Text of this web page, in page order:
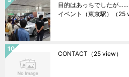
目的はあっちでしたが
イベント（東京駅）
（25
CONTACT （25 view）